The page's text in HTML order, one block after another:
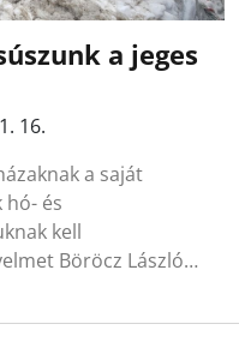
a jeges
16.
a saját
és
kell
Böröcz László…